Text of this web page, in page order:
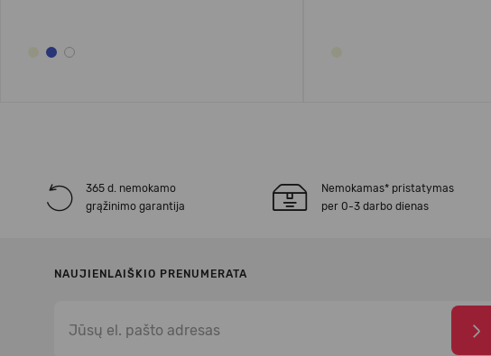
365 d. nemokamo
grąžinimo garantija
Nemokamas* pristatymas
per 0-3 darbo dienas
NAUJIENLAIŠKIO PRENUMERATA